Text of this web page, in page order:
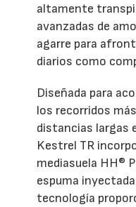
altamente
avanzadas de
agarre para
diarios como
Diseñada para
los recorridos
distancias largas
Kestrel TR
mediasuela HH®
espuma
tecnología